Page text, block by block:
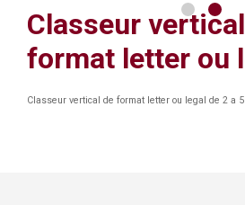
Classeur
format letter ou
Classeur vertical de format letter ou legal de 2 a